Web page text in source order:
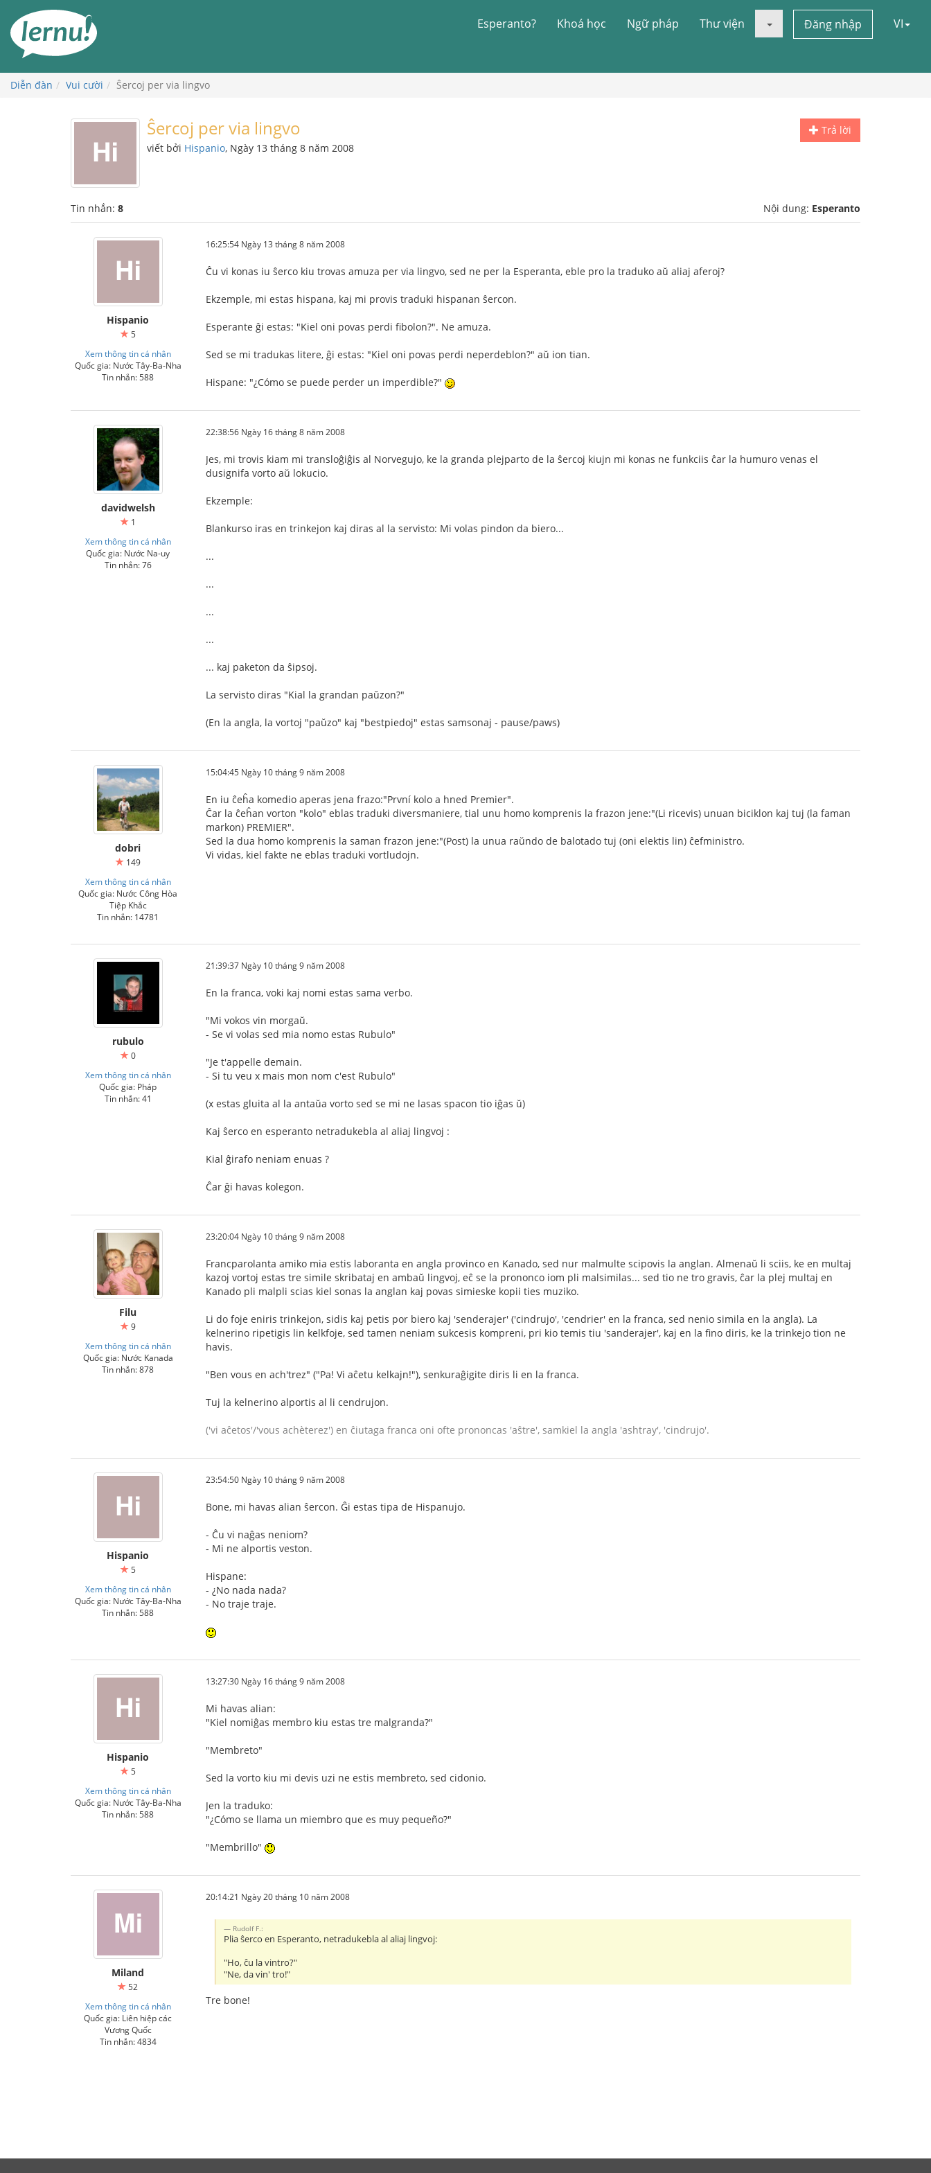
đến
phần
dung
Esperanto? Khoá học Ngữ pháp Thư viện Đăng nhập VI
Diễn đàn Vui cười Ŝercoj per via lingvo
Trả lời
Ŝercoj per via lingvo
viết bởi Hispanio, Ngày 13 tháng 8 năm 2008
Tin nhắn: 8 Nội dung: Esperanto
Hispanio
5
Xem thông tin cá nhân
Quốc gia: Nước Tây-Ba-Nha
Tin nhắn: 588
16:25:54 Ngày 13 tháng 8 năm 2008
Ĉu vi konas iu ŝerco kiu trovas amuza per via lingvo, sed ne per la Esperanta, eble pro la traduko aŭ aliaj aferoj?
Ekzemple, mi estas hispana, kaj mi provis traduki hispanan ŝercon.
Esperante ĝi estas: "Kiel oni povas perdi fibolon?". Ne amuza.
Sed se mi tradukas litere, ĝi estas: "Kiel oni povas perdi neperdeblon?" aŭ ion tian.
Hispane: "¿Cómo se puede perder un imperdible?"
davidwelsh
1
Xem thông tin cá nhân
Quốc gia: Nước Na-uy
Tin nhắn: 76
22:38:56 Ngày 16 tháng 8 năm 2008
Jes, mi trovis kiam mi transloĝiĝis al Norvegujo, ke la granda plejparto de la ŝercoj kiujn mi konas ne funkciis ĉar la humuro venas el
dusignifa vorto aŭ lokucio.
Ekzemple:
Blankurso iras en trinkejon kaj diras al la servisto: Mi volas pindon da biero...
...
...
...
...
... kaj paketon da ŝipsoj.
La servisto diras "Kial la grandan paŭzon?"
(En la angla, la vortoj "paŭzo" kaj "bestpiedoj" estas samsonaj - pause/paws)
dobri
149
Xem thông tin cá nhân
Quốc gia: Nước Công Hòa
Tiệp Khắc
Tin nhắn: 14781
15:04:45 Ngày 10 tháng 9 năm 2008
En iu ĉeĥa komedio aperas jena frazo:"První kolo a hned Premier".
Ĉar la ĉeĥan vorton "kolo" eblas traduki diversmaniere, tial unu homo komprenis la frazon jene:"(Li ricevis) unuan biciklon kaj tuj (la faman
markon) PREMIER".
Sed la dua homo komprenis la saman frazon jene:"(Post) la unua raŭndo de balotado tuj (oni elektis lin) ĉefministro.
Vi vidas, kiel fakte ne eblas traduki vortludojn.
rubulo
0
Xem thông tin cá nhân
Quốc gia: Pháp
Tin nhắn: 41
21:39:37 Ngày 10 tháng 9 năm 2008
En la franca, voki kaj nomi estas sama verbo.
"Mi vokos vin morgaŭ.
- Se vi volas sed mia nomo estas Rubulo"
"Je t'appelle demain.
- Si tu veu x mais mon nom c'est Rubulo"
(x estas gluita al la antaŭa vorto sed se mi ne lasas spacon tio iĝas ŭ)
Kaj ŝerco en esperanto netradukebla al aliaj lingvoj :
Kial ĝirafo neniam enuas ?
Ĉar ĝi havas kolegon.
Filu
9
Xem thông tin cá nhân
Quốc gia: Nước Kanada
Tin nhắn: 878
23:20:04 Ngày 10 tháng 9 năm 2008
Francparolanta amiko mia estis laboranta en angla provinco en Kanado, sed nur malmulte scipovis la anglan. Almenaŭ li sciis, ke en multaj
kazoj vortoj estas tre simile skribataj en ambaŭ lingvoj, eĉ se la prononco iom pli malsimilas... sed tio ne tro gravis, ĉar la plej multaj en
Kanado pli malpli scias kiel sonas la anglan kaj povas simieske kopii ties muziko.
Li do foje eniris trinkejon, sidis kaj petis por biero kaj 'senderajer' ('cindrujo', 'cendrier' en la franca, sed nenio simila en la angla). La
kelnerino ripetigis lin kelkfoje, sed tamen neniam sukcesis kompreni, pri kio temis tiu 'sanderajer', kaj en la fino diris, ke la trinkejo tion ne
havis.
"Ben vous en ach'trez" ("Pa! Vi aĉetu kelkajn!"), senkuraĝigite diris li en la franca.
Tuj la kelnerino alportis al li cendrujon.
('vi aĉetos'/'vous achèterez') en ĉiutaga franca oni ofte prononcas 'aŝtre', samkiel la angla 'ashtray', 'cindrujo'.
Hispanio
5
Xem thông tin cá nhân
Quốc gia: Nước Tây-Ba-Nha
Tin nhắn: 588
23:54:50 Ngày 10 tháng 9 năm 2008
Bone, mi havas alian ŝercon. Ĝi estas tipa de Hispanujo.
- Ĉu vi naĝas neniom?
- Mi ne alportis veston.
Hispane:
- ¿No nada nada?
- No traje traje.
Hispanio
5
Xem thông tin cá nhân
Quốc gia: Nước Tây-Ba-Nha
Tin nhắn: 588
13:27:30 Ngày 16 tháng 9 năm 2008
Mi havas alian:
"Kiel nomiĝas membro kiu estas tre malgranda?"
"Membreto"
Sed la vorto kiu mi devis uzi ne estis membreto, sed cidonio.
Jen la traduko:
"¿Cómo se llama un miembro que es muy pequeño?"
"Membrillo"
Miland
52
Xem thông tin cá nhân
Quốc gia: Liên hiệp các
Vương Quốc
Tin nhắn: 4834
20:14:21 Ngày 20 tháng 10 năm 2008
Rudolf F.:
Plia ŝerco en Esperanto, netradukebla al aliaj lingvoj:
"Ho, ĉu la vintro?"
"Ne, da vin' tro!"
Tre bone!